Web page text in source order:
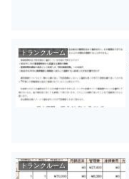
トランクルーム
トランクルーム